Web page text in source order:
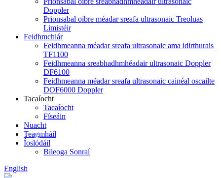
Doppler
Prionsabal oibre méadar sreafa ultrasonaic Treoluas
Limistéir
Feidhmchlár
Feidhmeanna méadar sreafa ultrasonaic ama idirthurais
TF1100
Feidhmeanna sreabhadhmhéadair ultrasonaic Doppler
DF6100
Feidhmeanna méadar sreafa ultrasonaic cainéal oscailte
DOF6000 Doppler
Tacaíocht
Tacaíocht
Físeáin
Nuacht
Teagmháil
Íoslódáil
Bileoga Sonraí
English